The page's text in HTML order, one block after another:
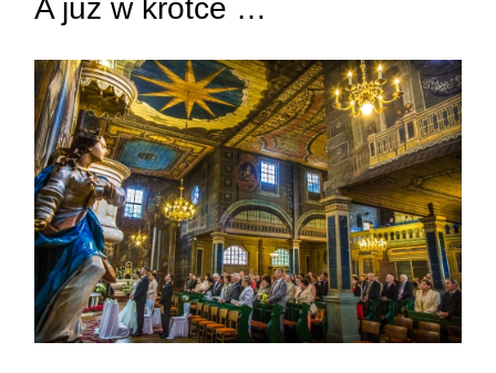
ZAMIEŚĆ KOMENTARZ
A już w krótce …